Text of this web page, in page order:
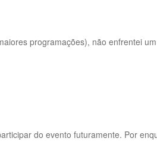
programações), não enfrentei
do evento futuramente. Por